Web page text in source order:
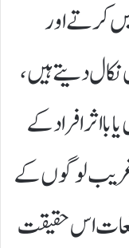
کرتے اور
دیتے ہیں،
بااثر افراد کے
غریب لوگوں کے
اس حقیقت